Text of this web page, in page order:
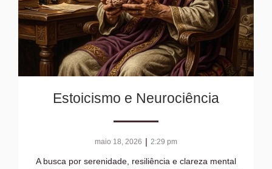
Estoicismo e Neurociência
maio 18, 2026 | 2:29 pm
A busca por serenidade, resiliência e clareza mental